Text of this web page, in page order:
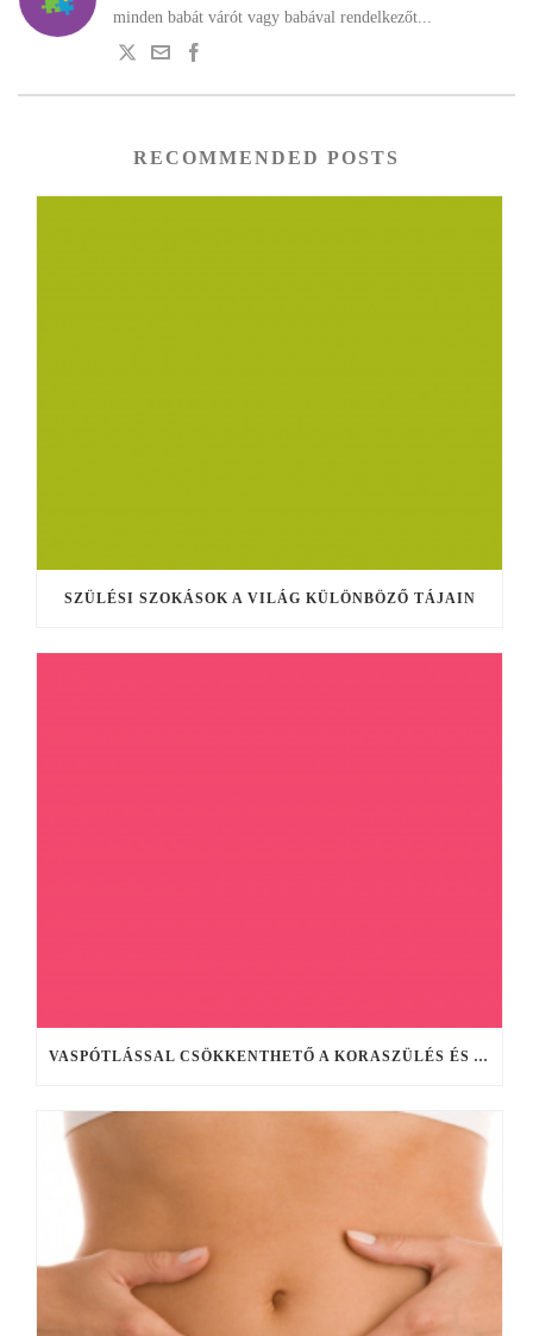
minden babát várót vagy babával rendelkezőt...
RECOMMENDED POSTS
SZÜLÉSI SZOKÁSOK A VILÁG KÜLÖNBÖZŐ TÁJAIN
VASPÓTLÁSSAL CSÖKKENTHETŐ A KORASZÜLÉS ÉS A SZÜLÉS UTÁNI DEPRESSZIÓ KOCKÁZATA